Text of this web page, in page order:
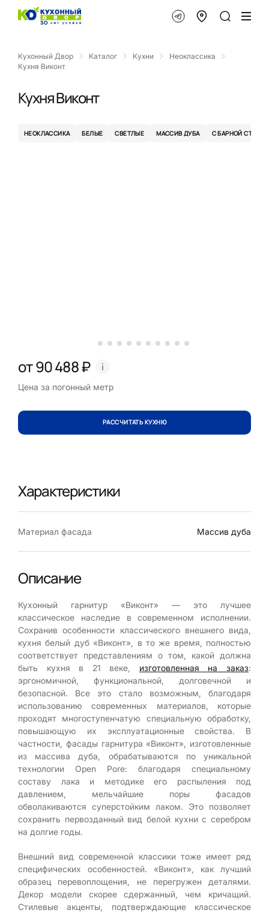
Кухонный Двор Каталог Кухни
Неоклассика
Кухня Виконт
Кухня Виконт
НЕОКЛАССИКА БЕЛЫЕ СВЕТЛЫЕ МАССИВ ДУБА С БАРНОЙ
от 90 488 ₽
Цена за погонный метр
РАССЧИТАТЬ КУХНЮ
Характеристики
Материал фасада Массив дуба
Описание
Кухонный гарнитур «Виконт» — это лучшее
классическое наследие в современном исполнении.
Сохранив особенности классического внешнего вида,
кухня белый дуб «Виконт», в то же время, полностью
соответствует представлениям о том, какой должна
быть кухня в 21 веке, изготовленная на заказ:
эргономичной, функциональной, долговечной и
безопасной. Все это стало возможным, благодаря
использованию современных материалов, которые
проходят многоступенчатую специальную обработку,
повышающую их эксплуатационные свойства. В
частности, фасады гарнитура «Виконт», изготовленные
из массива дуба, обрабатываются по уникальной
технологии Open Pore: благодаря специальному
составу лака и методике его распыления под
давлением, мельчайшие поры фасадов
обволакиваются суперстойким лаком. Это позволяет
сохранить первозданный вид белой кухни с серебром
на долгие годы.
Внешний вид современной классики тоже имеет ряд
специфических особенностей. «Виконт», как лучший
образец перевоплощения, не перегружен деталями.
Декор модели скорее сдержанный, чем кричащий.
Стилевые акценты, подтверждающие классическое